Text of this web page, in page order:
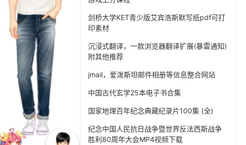
剑桥大学KET青少版艾宾浩斯默写纸pdf可打
印素材
沉浸式翻译，一款浏览器翻译扩展(暴雷通知)
附其他推荐
jmail，爱泼斯坦邮件相册等信息整合网站
中国古代玄学25本电子书合集
国家地理百年纪念典藏纪录片100集 (全)
纪念中国人民抗日战争暨世界反法西斯战争
胜利80周年大会MP4视频下载